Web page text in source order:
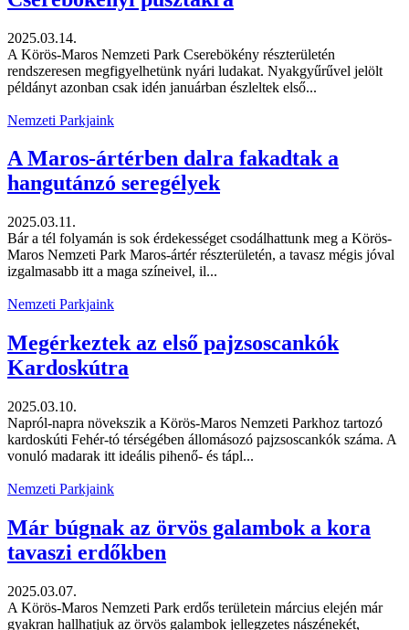
2025.03.14.
A Körös-Maros Nemzeti Park Cserebökény részterületén
rendszeresen megfigyelhetünk nyári ludakat. Nyakgyűrűvel jelölt
példányt azonban csak idén januárban észleltek első...
Nemzeti Parkjaink
A Maros-ártérben dalra fakadtak a
hangutánzó seregélyek
2025.03.11.
Bár a tél folyamán is sok érdekességet csodálhattunk meg a Körös-
Maros Nemzeti Park Maros-ártér részterületén, a tavasz mégis jóval
izgalmasabb itt a maga színeivel, il...
Nemzeti Parkjaink
Megérkeztek az első pajzsoscankók
Kardoskútra
2025.03.10.
Napról-napra növekszik a Körös-Maros Nemzeti Parkhoz tartozó
kardoskúti Fehér-tó térségében állomásozó pajzsoscankók száma. A
vonuló madarak itt ideális pihenő- és tápl...
Nemzeti Parkjaink
Már búgnak az örvös galambok a kora
tavaszi erdőkben
2025.03.07.
A Körös-Maros Nemzeti Park erdős területein március elején már
gyakran hallhatjuk az örvös galambok jellegzetes nászénekét,